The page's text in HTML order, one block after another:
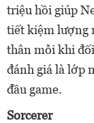
triệu hồi giúp
tiết kiệm lượng
thân mỗi khi
đánh giá là lớp
đầu game.
Sorcerer